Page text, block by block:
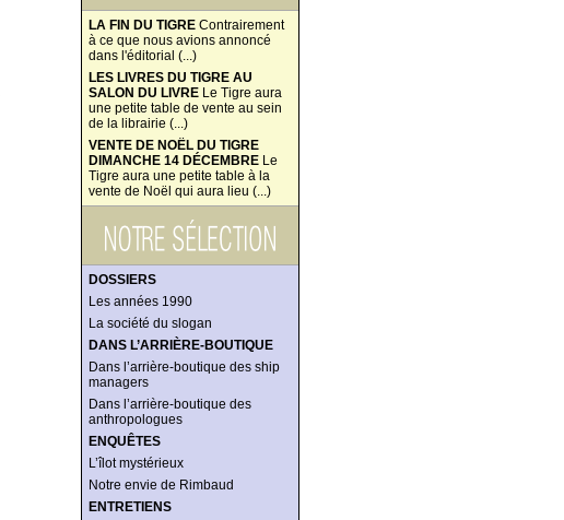
LA FIN DU TIGRE Contrairement
à ce que nous avions annoncé
dans l'éditorial (...)
LES LIVRES DU TIGRE AU
SALON DU LIVRE Le Tigre aura
une petite table de vente au sein
de la librairie (...)
VENTE DE NOËL DU TIGRE
DIMANCHE 14 DÉCEMBRE Le
Tigre aura une petite table à la
vente de Noël qui aura lieu (...)
DOSSIERS
Les années 1990
La société du slogan
DANS L’ARRIÈRE-BOUTIQUE
Dans l’arrière-boutique des ship
managers
Dans l’arrière-boutique des
anthropologues
ENQUÊTES
L’îlot mystérieux
Notre envie de Rimbaud
ENTRETIENS